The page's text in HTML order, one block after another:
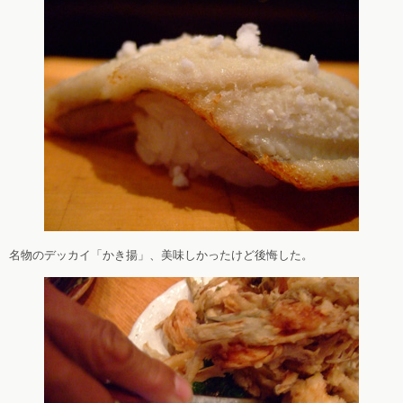
名物のデッカイ「かき揚」、美味しかったけど後悔した。